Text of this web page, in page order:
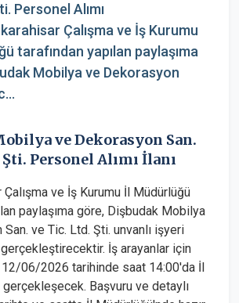
Personel Alımı
Çalışma ve İş Kurumu
tarafından yapılan paylaşıma
Mobilya ve Dekorasyon
ve Dekorasyon San.
Personel Alımı İlanı
ve İş Kurumu İl Müdürlüğü
paylaşıma göre, Dişbudak Mobilya
ve Tic. Ltd. Şti. unvanlı işyeri
gerçekleştirecektir. İş arayanlar için
06/2026 tarihinde saat 14:00'da İl
Başvuru ve detaylı